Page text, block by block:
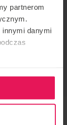
partnerom
innymi danymi